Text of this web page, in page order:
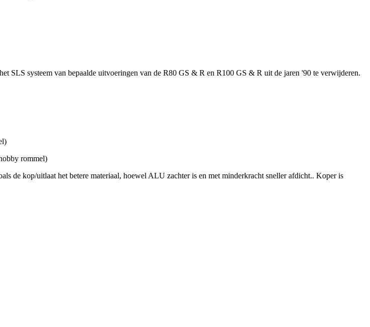
SLS systeem van bepaalde uitvoeringen van de R80 GS & R en R100 GS & R uit de jaren '90 te verwijderen.
rommel)
kop/uitlaat het betere materiaal, hoewel ALU zachter is en met minderkracht sneller afdicht.. Koper is